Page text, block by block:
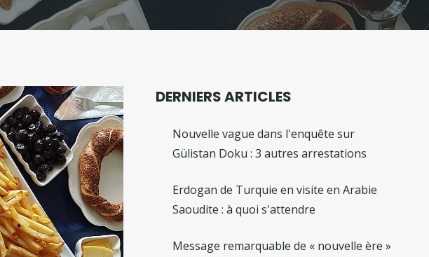
DERNIERS ARTICLES
Nouvelle vague dans l'enquête sur
Gülistan Doku : 3 autres arrestations
Erdogan de Turquie en visite en Arabie
Saoudite : à quoi s'attendre
Message remarquable de « nouvelle ère »